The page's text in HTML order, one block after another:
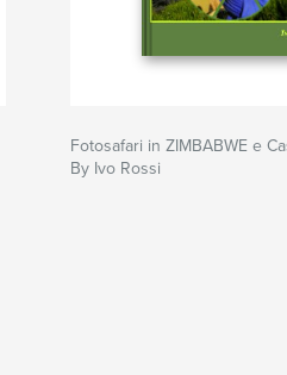
Fotosafari in ZIMBABWE e
By Ivo Rossi